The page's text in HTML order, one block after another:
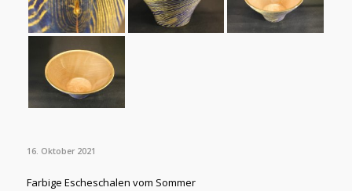
16. Oktober 2021
Farbige Escheschalen vom Sommer